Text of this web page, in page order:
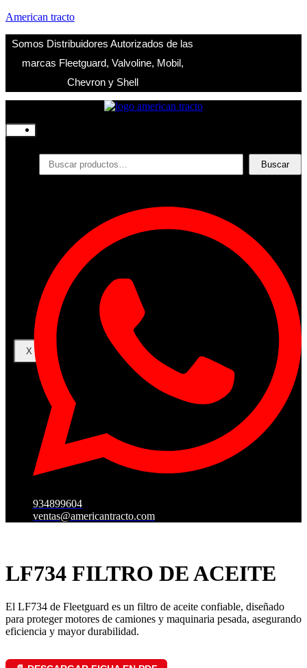
American tracto
Somos Distribuidores Autorizados de las
marcas Fleetguard, Valvoline, Mobil,
Chevron y Shell
Productos
Filtros
Contacto
Acceder
Iniciar Sesion
Registro
Restablecer la contraseña
X
Buscar
934899604
ventas@americantracto.com
LF734 FILTRO DE ACEITE
El LF734 de Fleetguard es un filtro de aceite confiable, diseñado
para proteger motores de camiones y maquinaria pesada, asegurando
eficiencia y mayor durabilidad.